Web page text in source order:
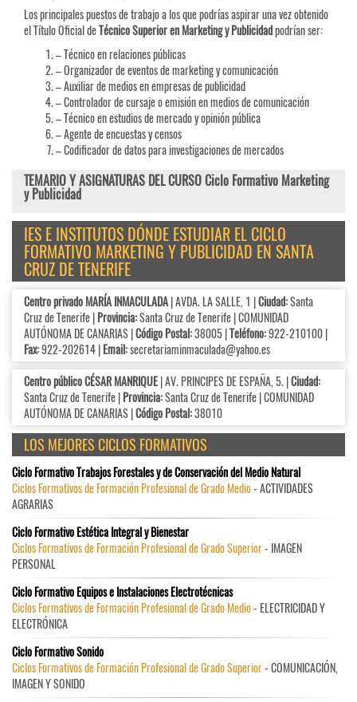
Los principales puestos de trabajo a los que podrías aspirar una vez obtenido
el Título Oficial deTécnico Superior en Marketing y Publicidadpodrían ser:
– Técnico en relaciones públicas
– Organizador de eventos de marketing y comunicación
– Auxiliar de medios en empresas de publicidad
– Controlador de cursaje o emisión en medios de comunicación
– Técnico en estudios de mercado y opinión pública
– Agente de encuestas y censos
– Codificador de datos para investigaciones de mercados
TEMARIO Y ASIGNATURAS DEL CURSO Ciclo Formativo Marketing
y Publicidad
IES E INSTITUTOS DÓNDE ESTUDIAR EL CICLO
FORMATIVO MARKETING Y PUBLICIDAD EN SANTA
CRUZ DE TENERIFE
Centro privado MARÍA INMACULADA| AVDA. LA SALLE, 1 |Ciudad:Santa
Cruz de Tenerife |Provincia:Santa Cruz de Tenerife | COMUNIDAD
AUTÓNOMA DE CANARIAS |Código Postal:38005 |Teléfono:922-210100 |
Fax:922-202614 |Email:secretariaminmaculada@yahoo.es
Centro público CÉSAR MANRIQUE| AV. PRINCIPES DE ESPAÑA, 5. |Ciudad:
Santa Cruz de Tenerife |Provincia:Santa Cruz de Tenerife | COMUNIDAD
AUTÓNOMA DE CANARIAS |Código Postal:38010
LOS MEJORES CICLOS FORMATIVOS
Ciclo Formativo Trabajos Forestales y de Conservación del Medio Natural
Ciclos Formativos de Formación Profesional de Grado Medio- ACTIVIDADES
AGRARIAS
Ciclo Formativo Estética Integral y Bienestar
Ciclos Formativos de Formación Profesional de Grado Superior- IMAGEN
PERSONAL
Ciclo Formativo Equipos e Instalaciones Electrotécnicas
Ciclos Formativos de Formación Profesional de Grado Medio- ELECTRICIDAD Y
ELECTRÓNICA
Ciclo Formativo Sonido
Ciclos Formativos de Formación Profesional de Grado Superior- COMUNICACIÓN,
IMAGEN Y SONIDO